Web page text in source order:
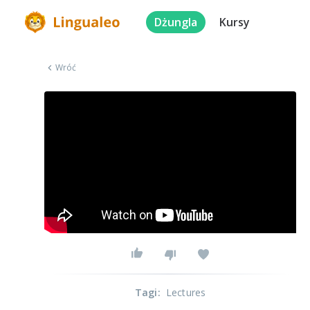
Dżungla Kursy
Wróć
Tagi: Lectures